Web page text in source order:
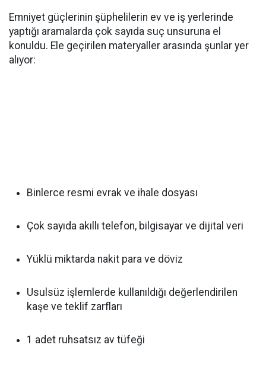
Emniyet güçlerinin şüphelilerin ev ve iş yerlerinde
yaptığı aramalarda çok sayıda suç unsuruna el
konuldu. Ele geçirilen materyaller arasında şunlar yer
alıyor:
Binlerce resmi evrak ve ihale dosyası
Çok sayıda akıllı telefon, bilgisayar ve dijital veri
Yüklü miktarda nakit para ve döviz
Usulsüz işlemlerde kullanıldığı değerlendirilen
kaşe ve teklif zarfları
1 adet ruhsatsız av tüfeği